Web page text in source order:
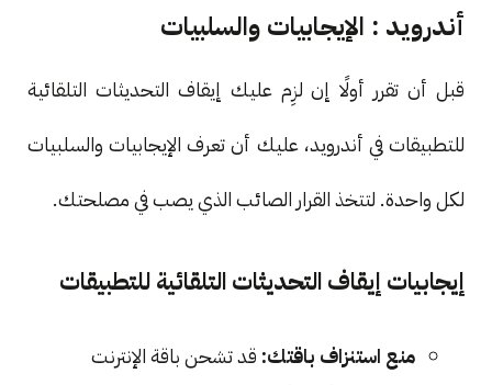
أندرويد : الإيجابيات والسلبيات
قبل أن تقرر أولًا إن لزِم عليك إيقاف التحديثات التلقائية
للتطبيقات في أندرويد، عليك أن تعرف الإيجابيات والسلبيات
لكل واحدة. لتتخذ القرار الصائب الذي يصب في مصلحتك.
إيجابيات إيقاف التحديثات التلقائية للتطبيقات
منع استنزاف باقتك: قد تشحن باقة الإنترنت